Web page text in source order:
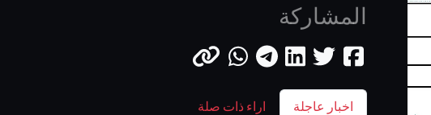
المشاركة
اخبار عاجلة اراء ذات صلة